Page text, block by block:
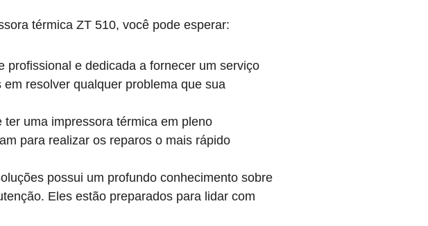
térmica ZT 510, você pode esperar:
profissional e dedicada a fornecer um serviço
resolver qualquer problema que sua
uma impressora térmica em pleno
para realizar os reparos o mais rápido
possui um profundo conhecimento sobre
Eles estão preparados para lidar com